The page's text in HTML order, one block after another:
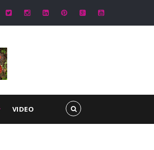
Kapolda Bengkulu, Bahas Inovasi Penguatan
VIDEO